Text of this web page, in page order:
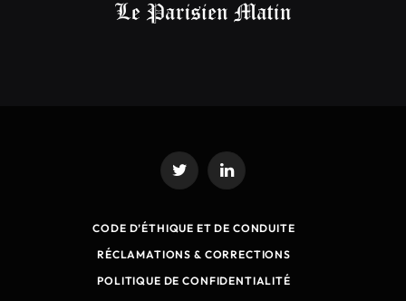
Twitter LinkedIn
CODE D’ÉTHIQUE ET DE CONDUITE
RÉCLAMATIONS & CORRECTIONS
POLITIQUE DE CONFIDENTIALITÉ